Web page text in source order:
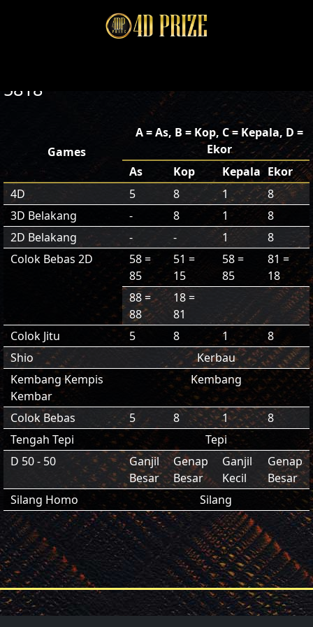
5818
Games
A = As, B = Kop, C = Kepala, D =
Ekor
As
Kop Kepala Ekor
4D
5 8 1
8
3D Belakang
- 8 1
8
2D Belakang
- - 1
8
Colok Bebas 2D
58 =
85
51 =
15
58 =
85
81 =
18
88 =
88
18 =
81
Colok Jitu
5 8 1
8
Shio
Kerbau
Kembang Kempis
Kembar
Kembang
Colok Bebas 5 8 1
8
Tengah Tepi
Tepi
D 50 - 50
Ganjil
Besar
Genap
Besar
Ganjil
Kecil
Genap
Besar
Silang Homo
Silang